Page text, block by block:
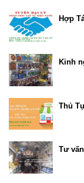
Hợp
Kinh
Thủ
Tư